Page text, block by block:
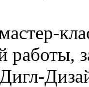
работы,